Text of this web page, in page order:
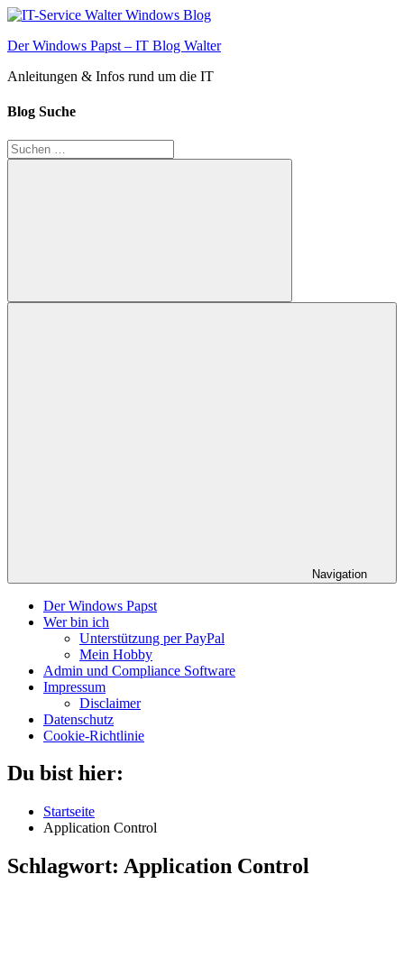
Zum
springen
Der Windows Papst – IT Blog Walter
Anleitungen & Infos rund um die IT
Blog Suche
Suchen
nach:
Suchen
Navigation
Der Windows Papst
Wer bin ich
Unterstützung per PayPal
Mein Hobby
Admin und Compliance Software
Impressum
Disclaimer
Datenschutz
Cookie-Richtlinie
Du bist hier:
Startseite
Application Control
Schlagwort: Application Control